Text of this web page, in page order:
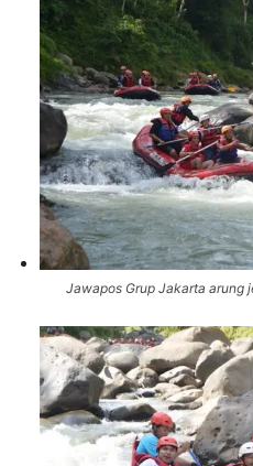
Jawapos Grup Jakarta arung